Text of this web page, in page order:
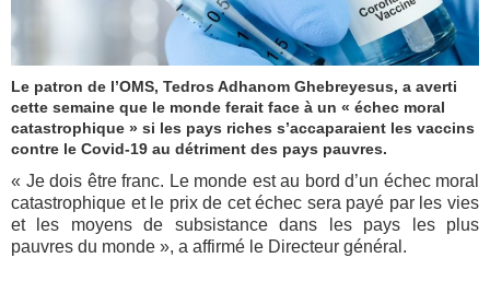
Le patron de l’OMS, Tedros Adhanom Ghebreyesus, a averti
cette semaine que le monde ferait face à un « échec moral
catastrophique » si les pays riches s’accaparaient les vaccins
contre le Covid-19 au détriment des pays pauvres.
« Je dois être franc. Le monde est au bord d’un échec moral
catastrophique et le prix de cet échec sera payé par les vies
et les moyens de subsistance dans les pays les plus
pauvres du monde », a affirmé le Directeur général.